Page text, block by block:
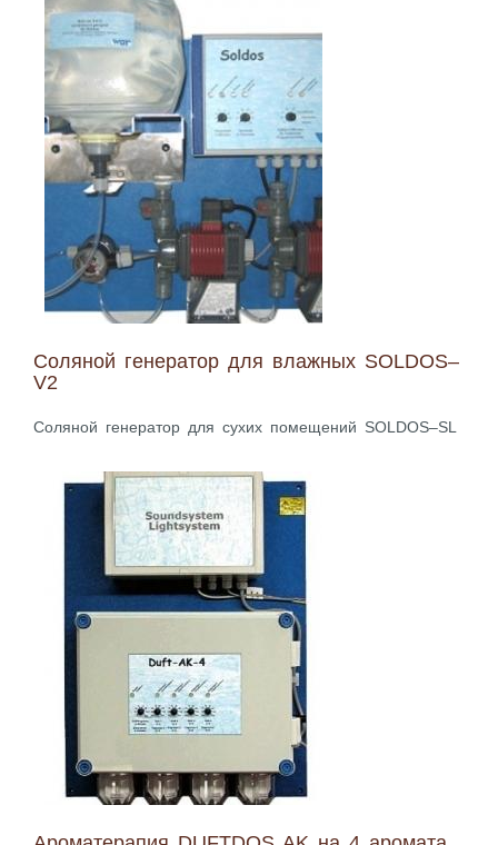
Соляной генератор для влажных SOLDOS–
V2
Соляной генератор для сухих помещений SOLDOS–SL